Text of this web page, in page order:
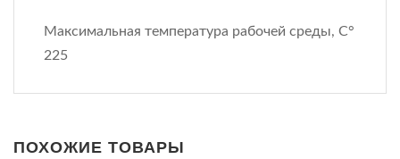
Максимальная температура рабочей среды, С°
225
ПОХОЖИЕ ТОВАРЫ